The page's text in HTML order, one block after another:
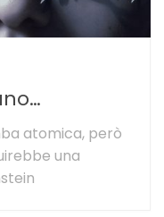
atomica, però
una